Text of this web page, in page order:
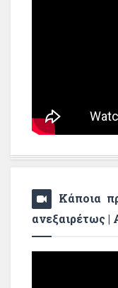
Κάποια
ανεξαιρέτως |